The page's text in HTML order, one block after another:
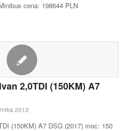
cena: 198644 PLN
2,0TDI (150KM) A7
2012
(150KM) A7 DSG (2017) moc: 150